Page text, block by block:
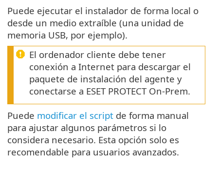
Puede ejecutar el instalador de forma local o
desde un medio extraíble (una unidad de
memoria USB, por ejemplo).
El ordenador cliente debe tener
conexión a Internet para descargar el
paquete de instalación del agente y
conectarse a ESET PROTECT On-Prem.
Puede modificar el script de forma manual
para ajustar algunos parámetros si lo
considera necesario. Esta opción solo es
recomendable para usuarios avanzados.